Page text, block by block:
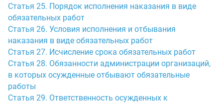
Статья 25. Порядок исполнения наказания в виде
обязательных работ
Статья 26. Условия исполнения и отбывания
наказания в виде обязательных работ
Статья 27. Исчисление срока обязательных работ
Статья 28. Обязанности администрации организаций,
в которых осужденные отбывают обязательные
работы
Статья 29. Ответственность осужденных к